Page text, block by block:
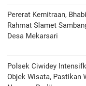
Pererat Kemitraan,
Rahmat Slamet
Desa Mekarsari
Polsek Ciwidey
Objek Wisata, Pastikan